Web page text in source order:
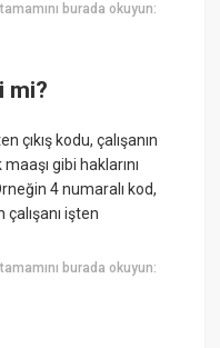
burada okuyun:
mi?
çıkış kodu, çalışanın
gibi haklarını
4 numaralı kod,
işten
burada okuyun: